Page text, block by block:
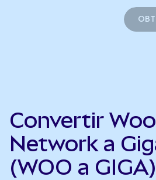
Convertir
Network a
(WOO a GIGA)